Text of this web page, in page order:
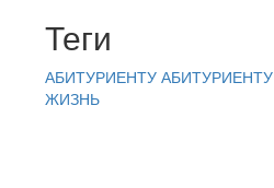
Теги
АБИТУРИЕНТУ АБИТУРИЕНТУ
ЖИЗНЬ